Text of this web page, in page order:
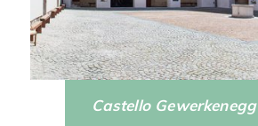
Castello Gewerkenegg